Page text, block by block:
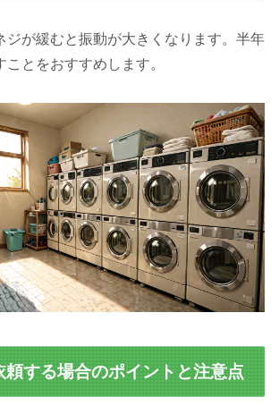
ジが緩むと振動が大きくなります。半年
とをおすすめします。
頼する場合のポイントと注意点